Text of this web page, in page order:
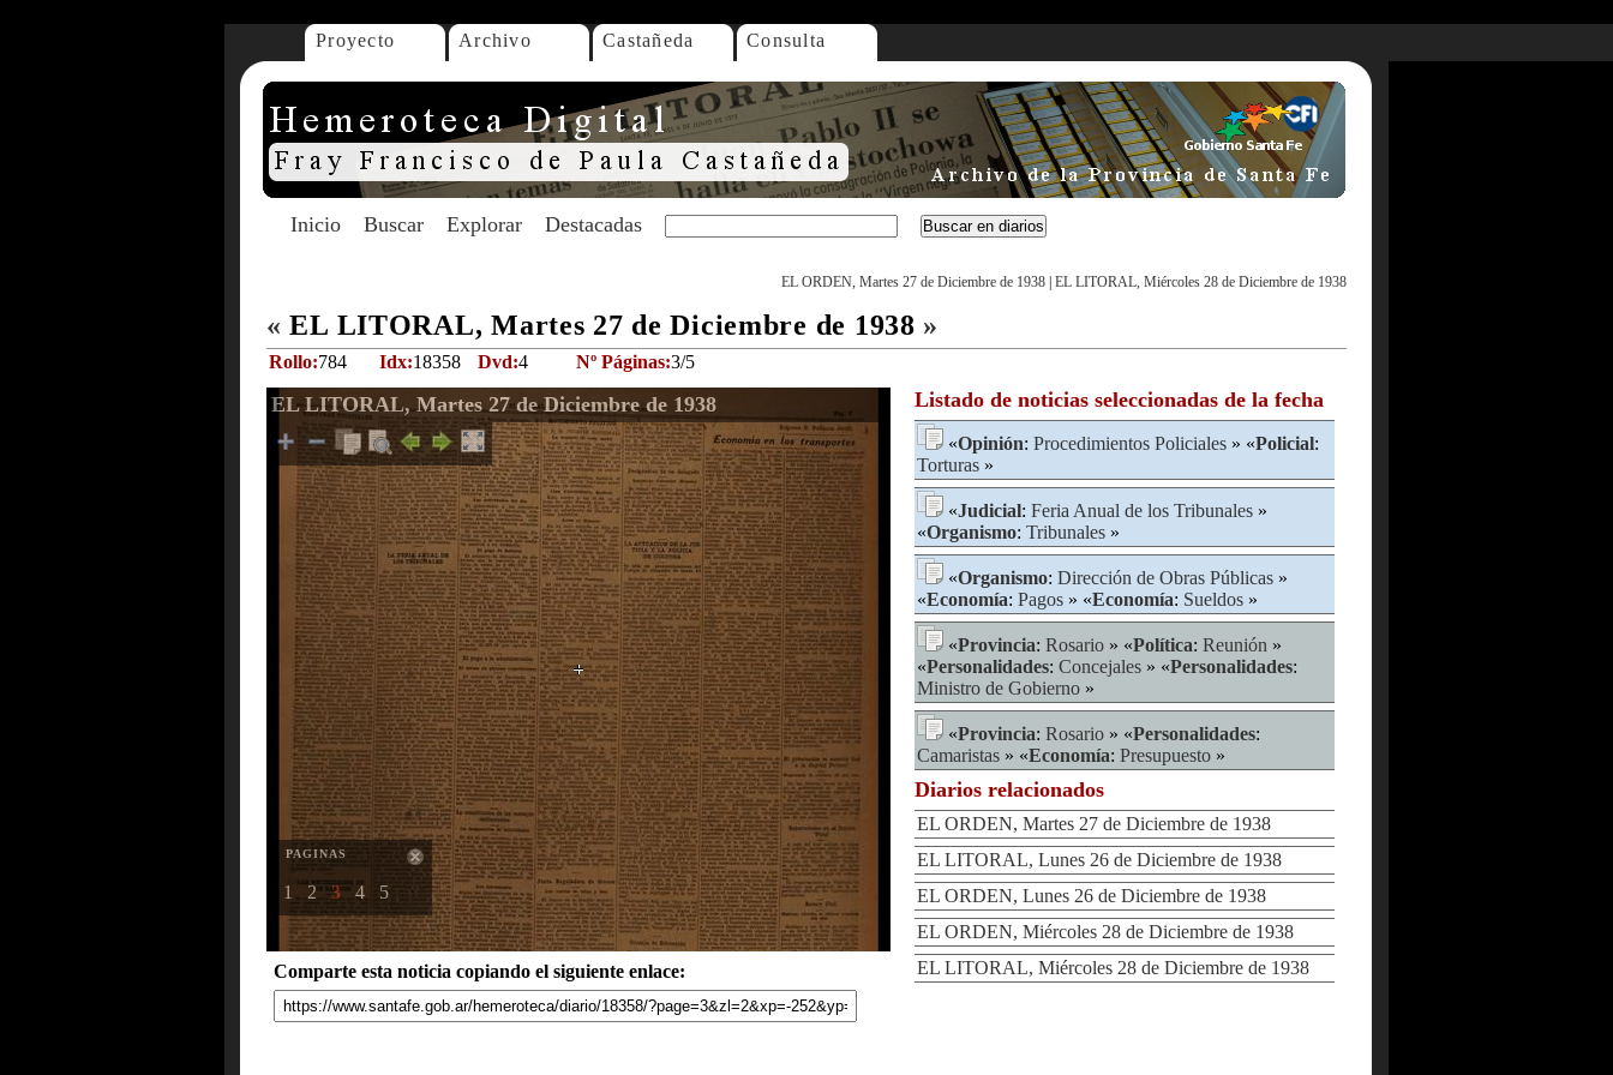
Proyecto Archivo Castañeda Consulta
Inicio Buscar Explorar Destacadas
EL ORDEN, Martes 27 de Diciembre de 1938 EL LITORAL, Miércoles 28 de Diciembre de 1938
« EL LITORAL, Martes 27 de Diciembre de 1938 »
Rollo:784 Idx:18358 Dvd:4 Nº Páginas:3/5
EL LITORAL, Martes 27 de Diciembre de 1938
PAGINAS
1 2 3 4 5
Comparte esta noticia copiando el siguiente enlace:
Listado de noticias seleccionadas de la fecha
«Opinión: Procedimientos Policiales » «Policial:
Torturas »
«Judicial: Feria Anual de los Tribunales »
«Organismo: Tribunales »
«Organismo: Dirección de Obras Públicas »
«Economía: Pagos » «Economía: Sueldos »
«Provincia: Rosario » «Política: Reunión »
«Personalidades: Concejales » «Personalidades:
Ministro de Gobierno »
«Provincia: Rosario » «Personalidades:
Camaristas » «Economía: Presupuesto »
Diarios relacionados
EL ORDEN, Martes 27 de Diciembre de 1938
EL LITORAL, Lunes 26 de Diciembre de 1938
EL ORDEN, Lunes 26 de Diciembre de 1938
EL ORDEN, Miércoles 28 de Diciembre de 1938
EL LITORAL, Miércoles 28 de Diciembre de 1938